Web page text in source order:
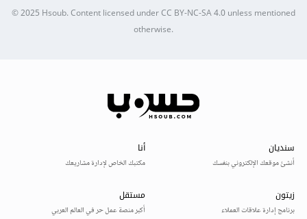
© 2025Hsoub.Content licensed underCC BY-NC-SA 4.0unless mentioned
otherwise.